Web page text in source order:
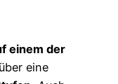
einem der
eine